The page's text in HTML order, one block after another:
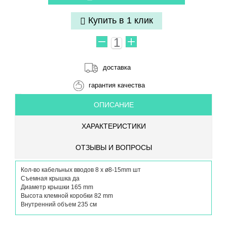
Купить в 1 клик
доставка
гарантия качества
ОПИСАНИЕ
ХАРАКТЕРИСТИКИ
ОТЗЫВЫ И ВОПРОСЫ
Кол-во кабельных вводов 8 x ø8-15mm шт
Съемная крышка да
Диаметр крышки 165 mm
Высота клемной коробки 82 mm
Внутренний объем 235 см